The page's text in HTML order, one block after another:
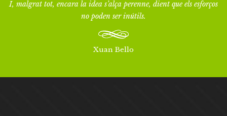
I, malgrat tot, encara la idea s’alça perenne, dient que els esforços
no poden ser inútils.
Xuan Bello